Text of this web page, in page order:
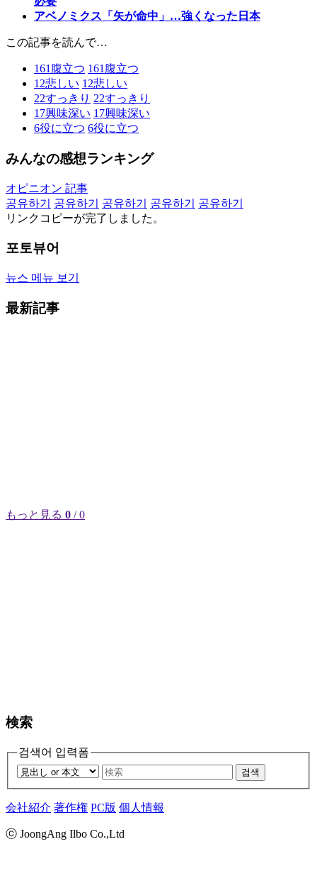
アベノミクス「矢が命中」…強くなった日本
この記事を読んで…
161 腹立つ 161 腹立つ
12悲しい 12悲しい
22すっきり 22すっきり
17興味深い 17興味深い
6役に立つ 6役に立つ
みんなの感想ランキング
オピニオン 記事
공유하기
공유하기 공유하기 공유하기
공유하기
リンクコピーが完了しました。
포토뷰어
뉴스 메뉴 보기
最新記事
もっと見る 0 / 0
検索
검색어 입력폼
검색
会社紹介 著作権 PC版 個人情報
ⓒ JoongAng Ilbo Co.,Ltd